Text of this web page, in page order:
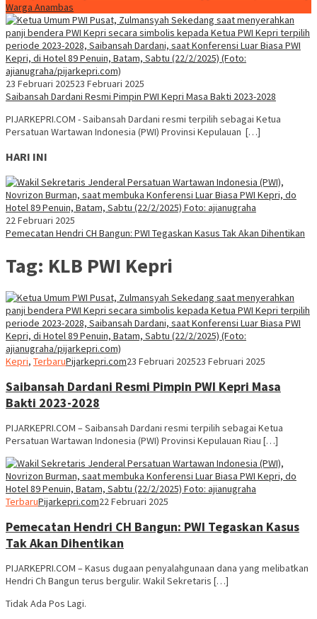
Warga Anambas
23 Februari 202523 Februari 2025
Saibansah Dardani Resmi Pimpin PWI Kepri Masa Bakti 2023-2028
PIJARKEPRI.COM - Saibansah Dardani resmi terpilih sebagai Ketua
Persatuan Wartawan Indonesia (PWI) Provinsi Kepulauan […]
HARI INI
22 Februari 2025
Pemecatan Hendri CH Bangun: PWI Tegaskan Kasus Tak Akan Dihentikan
Tag: KLB PWI Kepri
Kepri, TerbaruPijarkepri.com23 Februari 202523 Februari 2025
Saibansah Dardani Resmi Pimpin PWI Kepri Masa
Bakti 2023-2028
PIJARKEPRI.COM – Saibansah Dardani resmi terpilih sebagai Ketua
Persatuan Wartawan Indonesia (PWI) Provinsi Kepulauan Riau […]
TerbaruPijarkepri.com22 Februari 2025
Pemecatan Hendri CH Bangun: PWI Tegaskan Kasus
Tak Akan Dihentikan
PIJARKEPRI.COM – Kasus dugaan penyalahgunaan dana yang melibatkan
Hendri Ch Bangun terus bergulir. Wakil Sekretaris […]
Tidak Ada Pos Lagi.